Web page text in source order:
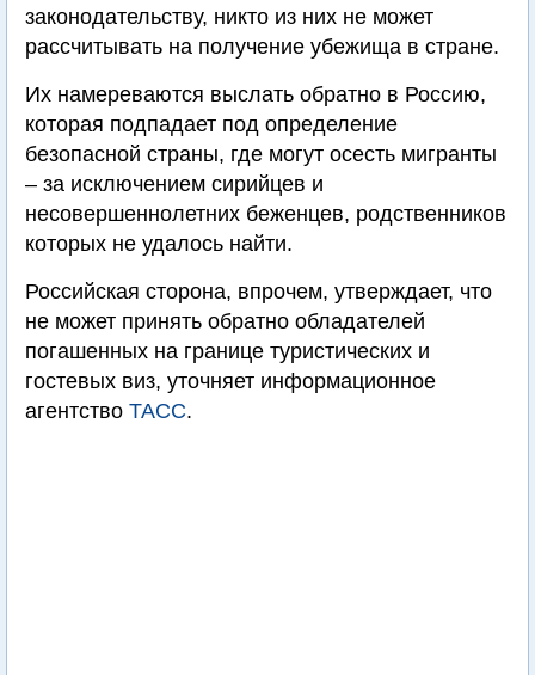
законодательству, никто из них не может
рассчитывать на получение убежища в стране.
Их намереваются выслать обратно в Россию,
которая подпадает под определение
безопасной страны, где могут осесть мигранты
– за исключением сирийцев и
несовершеннолетних беженцев, родственников
которых не удалось найти.
Российская сторона, впрочем, утверждает, что
не может принять обратно обладателей
погашенных на границе туристических и
гостевых виз, уточняет информационное
агентство ТАСС.